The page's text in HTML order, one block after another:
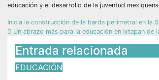
educación y el desarrollo de la juventud
Inicia la construcción de la barda perimetral en la
Un abrazo más para la educación en Ixtapan de
Entrada relacionada
EDUCACIÓN